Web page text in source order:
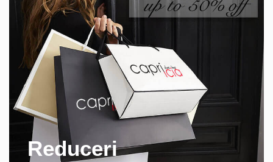
Reduceri